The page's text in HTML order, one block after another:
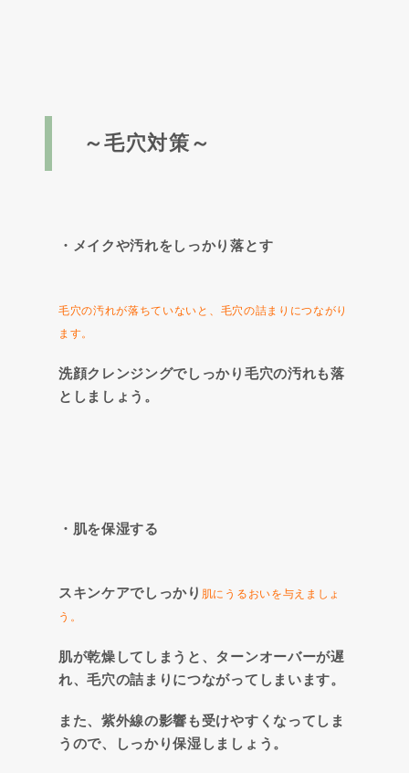
～毛穴対策～
・メイクや汚れをしっかり落とす
毛穴の汚れが落ちていないと、毛穴の詰まりにつながり
ます。
洗顔クレンジングでしっかり毛穴の汚れも落
としましょう。
・肌を保湿する
スキンケアでしっかり 肌にうるおいを与えましょ
う。
肌が乾燥してしまうと、ターンオーバーが遅
れ、毛穴の詰まりにつながってしまいます。
また、紫外線の影響も受けやすくなってしま
うので、しっかり保湿しましょう。